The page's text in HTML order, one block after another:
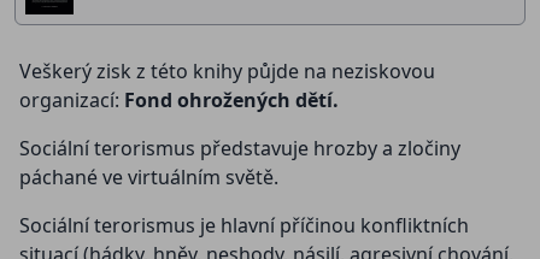
Veškerý zisk z této knihy půjde na neziskovou
organizací: Fond ohrožených dětí.
Sociální terorismus představuje hrozby a zločiny
páchané ve virtuálním světě.
Sociální terorismus je hlavní příčinou konfliktních